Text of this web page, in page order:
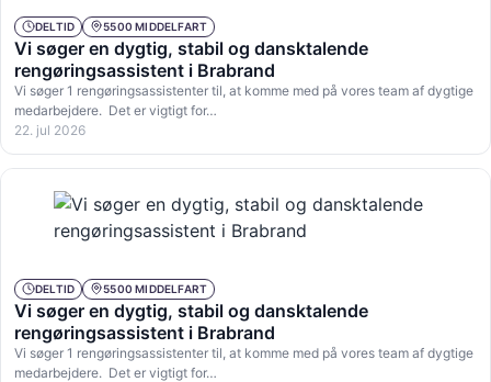
DELTID 5500 MIDDELFART
Vi søger en dygtig, stabil og dansktalende
rengøringsassistent i Brabrand
Vi søger 1 rengøringsassistenter til, at komme med på vores team af dygtige
medarbejdere. Det er vigtigt for…
22. jul 2026
DELTID 5500 MIDDELFART
Vi søger en dygtig, stabil og dansktalende
rengøringsassistent i Brabrand
Vi søger 1 rengøringsassistenter til, at komme med på vores team af dygtige
medarbejdere. Det er vigtigt for…